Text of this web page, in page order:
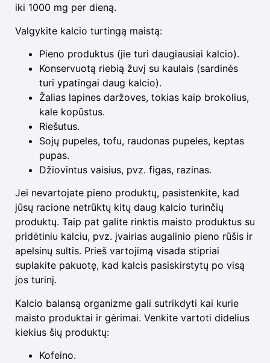
iki 1000 mg per dieną.
Valgykite kalcio turtingą maistą:
Pieno produktus (jie turi daugiausiai kalcio).
Konservuotą riebią žuvį su kaulais (sardinės
turi ypatingai daug kalcio).
Žalias lapines daržoves, tokias kaip brokolius,
kale kopūstus.
Riešutus.
Sojų pupeles, tofu, raudonas pupeles, keptas
pupas.
Džiovintus vaisius, pvz. figas, razinas.
Jei nevartojate pieno produktų, pasistenkite, kad
jūsų racione netrūktų kitų daug kalcio turinčių
produktų. Taip pat galite rinktis maisto produktus su
pridėtiniu kalciu, pvz. įvairias augalinio pieno rūšis ir
apelsinų sultis. Prieš vartojimą visada stipriai
suplakite pakuotę, kad kalcis pasiskirstytų po visą
jos turinį.
Kalcio balansą organizme gali sutrikdyti kai kurie
maisto produktai ir gėrimai. Venkite vartoti didelius
kiekius šių produktų:
Kofeino.